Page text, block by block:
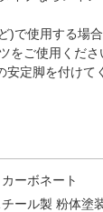
)で使用する場
をご使用くださ
安定脚を付けて
ーボネート
ール製 粉体塗